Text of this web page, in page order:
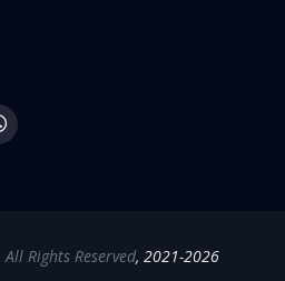
All Rights Reserved, 2021-2026